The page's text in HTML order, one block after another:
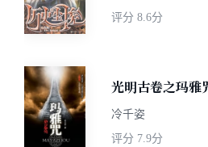
评分 8.6分
光明古卷之玛雅
冷千姿
评分 7.9分